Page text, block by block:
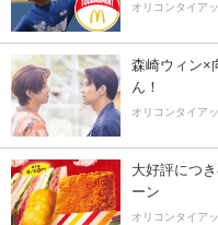
オリコンタイア
森崎ウィン×
ん！
オリコンタイア
大好評につ
ーン
オリコンタイア